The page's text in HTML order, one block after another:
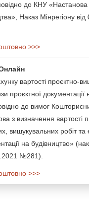
до КНУ
Наказ Мінрегіону
>>>
вартості проєктно-
проєктної документації
до вимог
з визначення вартості
вишукувальних робіт та
на будівництво»
№281).
>>>